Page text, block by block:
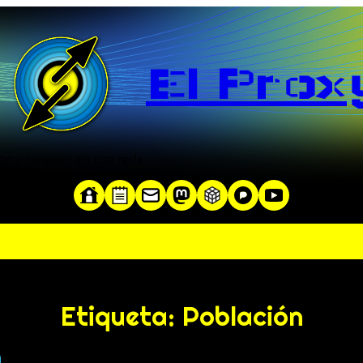
El
Etiqueta: Población